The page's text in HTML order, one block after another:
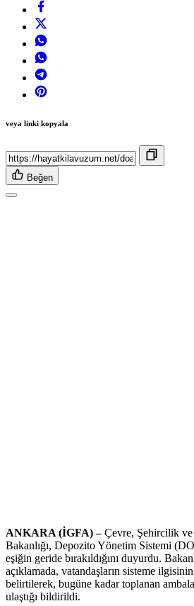
veya linki kopyala
Beğen
ANKARA (İGFA) –Çevre, Şehircilik
Bakanlığı, Depozito Yönetim Sistemi
eşiğin geride bırakıldığını duyurdu.
açıklamada, vatandaşların sisteme
belirtilerek, bugüne kadar toplanan
ulaştığı bildirildi.